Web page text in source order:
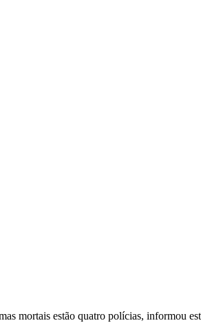
mortais estão quatro polícias, informou